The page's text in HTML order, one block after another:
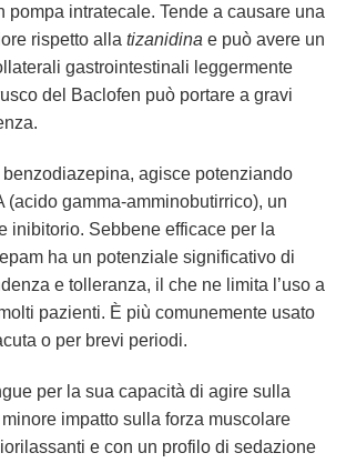
pompa intratecale. Tende a causare una
rispetto alla tizanidina e può avere un
gastrointestinali leggermente
del Baclofen può portare a gravi
benzodiazepina, agisce potenziando
(acido gamma-amminobutirrico), un
inibitorio. Sebbene efficace per la
ha un potenziale significativo di
e tolleranza, il che ne limita l’uso a
pazienti. È più comunemente usato
o per brevi periodi.
per la sua capacità di agire sulla
impatto sulla forza muscolare
e con un profilo di sedazione